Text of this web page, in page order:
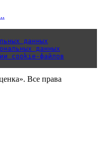
данных
данных
cookie-файлов
Все права